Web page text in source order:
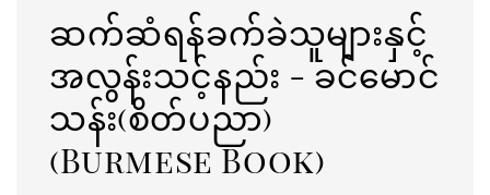
ဆက်ဆံရန်ခက်ခဲသူများနှင့်
အလွန်းသင့်နည်း - ခင်မောင်
သန်း(စိတ်ပညာ)
(Burmese Book)